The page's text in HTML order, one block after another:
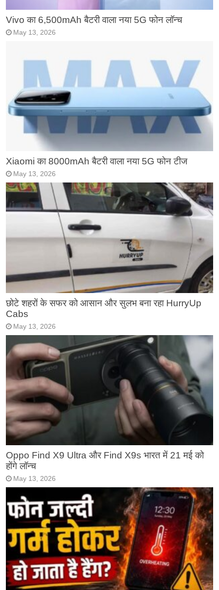
Vivo का 6,500mAh बैटरी वाला नया 5G फोन लॉन्च
May 13, 2026
Xiaomi का 8000mAh बैटरी वाला नया 5G फोन टीज
May 13, 2026
छोटे शहरों के सफर को आसान और सुलभ बना रहा HurryUp
Cabs
May 13, 2026
Oppo Find X9 Ultra और Find X9s भारत में 21 मई को
होंगे लॉन्च
May 13, 2026